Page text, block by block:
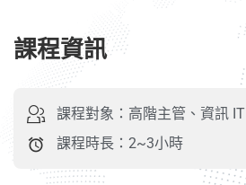
課程資訊
課程對象：高階主管、資訊 IT
課程時長：2~3小時